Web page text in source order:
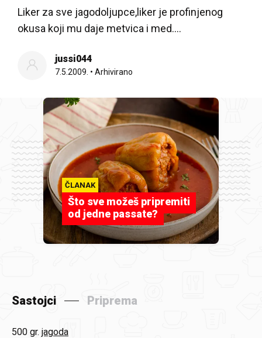
Liker za sve jagodoljupce,liker je profinjenog
okusa koji mu daje metvica i med….
jussi044
7.5.2009. • Arhivirano
ČLANAK
Što sve možeš pripremiti
od jedne passate?
Sastojci Priprema
500 gr. jagoda